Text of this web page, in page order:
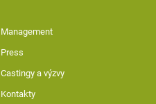
Management
Press
Castingy a výzvy
Kontakty